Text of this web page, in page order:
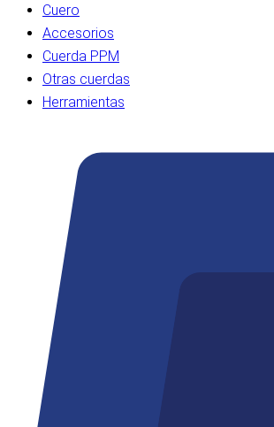
Cuero
Accesorios
Cuerda PPM
Otras cuerdas
Herramientas